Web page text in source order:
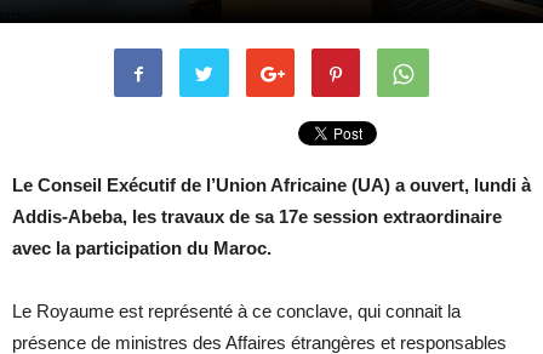
Le Conseil Exécutif de l’Union Africaine (UA) a ouvert, lundi à
Addis-Abeba, les travaux de sa 17e session extraordinaire
avec la participation du Maroc.
Le Royaume est représenté à ce conclave, qui connait la
présence de ministres des Affaires étrangères et responsables